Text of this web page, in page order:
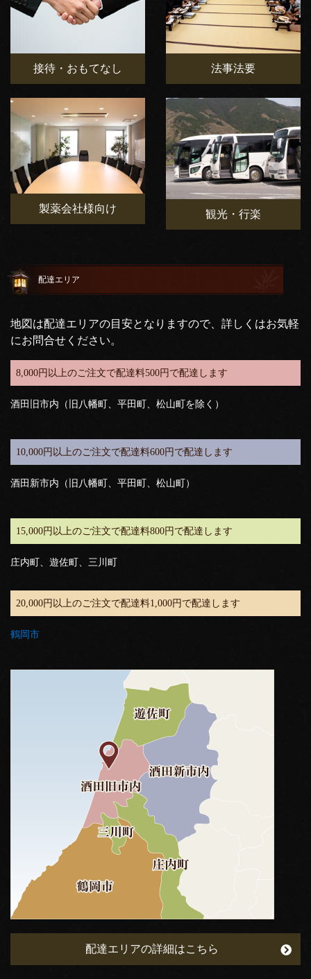
接待・おもてなし 法事法要
製薬会社様向け 観光・行楽
配達エリア
地図は配達エリアの目安となりますので、詳しくはお気軽
にお問合せください。
8,000円以上のご注文で配達料500円で配達します
酒田旧市内（旧八幡町、平田町、松山町を除く）
10,000円以上のご注文で配達料600円で配達します
酒田新市内（旧八幡町、平田町、松山町）
15,000円以上のご注文で配達料800円で配達します
庄内町、遊佐町、三川町
20,000円以上のご注文で配達料1,000円で配達します
鶴岡市
配達エリアの詳細はこちら